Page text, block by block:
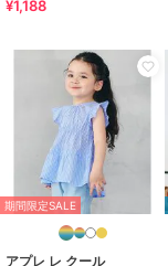
¥1,188
期間限定SALE
アプレ レ クール